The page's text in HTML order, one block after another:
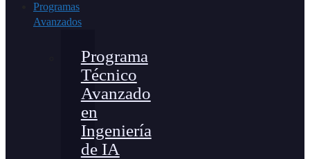
Programas
Avanzados
Programa
Técnico
Avanzado
en
Ingeniería
de IA